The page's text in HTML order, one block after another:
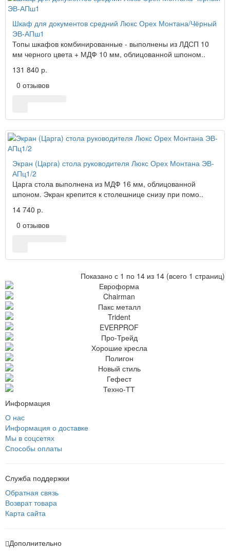
Шкаф для документов средний Люкс Орех Монтана/Чёрный
ЭВ-АПш1
Топы шкафов комбинированные - выполнены из ЛДСП 10
мм черного цвета + МДФ 10 мм, облицованной шпоном..
131 840 р.
0 отзывов
Экран (Царга) стола руководителя Люкс Орех Монтана ЭВ-
АПц1/2
Царга стола выполнена из МДФ 16 мм, облицованной
шпоном. Экран крепится к столешнице снизу при помо..
14 740 р.
0 отзывов
Показано с 1 по 14 из 14 (всего 1 страниц)
Информация
О нас
Информация о доставке
Мы в соцсетях
Способы оплаты
Служба поддержки
Обратная связь
Возврат товара
Карта сайта
Дополнительно